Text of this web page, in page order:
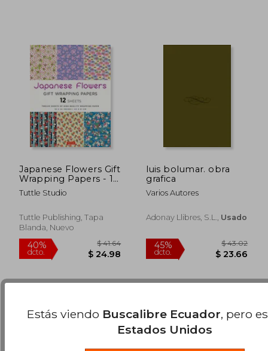
dcto. $ 37.16 dcto. $
Japanese Flowers Gift
Wrapping Papers - 12
Sheets: 18 X 24 Inch
(45 X 61 CM)
Inglés)
Tuttle Studio
Tuttle Publishing, Tapa
Blanda, Nuevo
luis bolumar. obra
grafica
Varios Autores
Adonay Llibres, S.l., Usado
Estás viendo Buscalibre Ecuador, pero
Estados Unidos